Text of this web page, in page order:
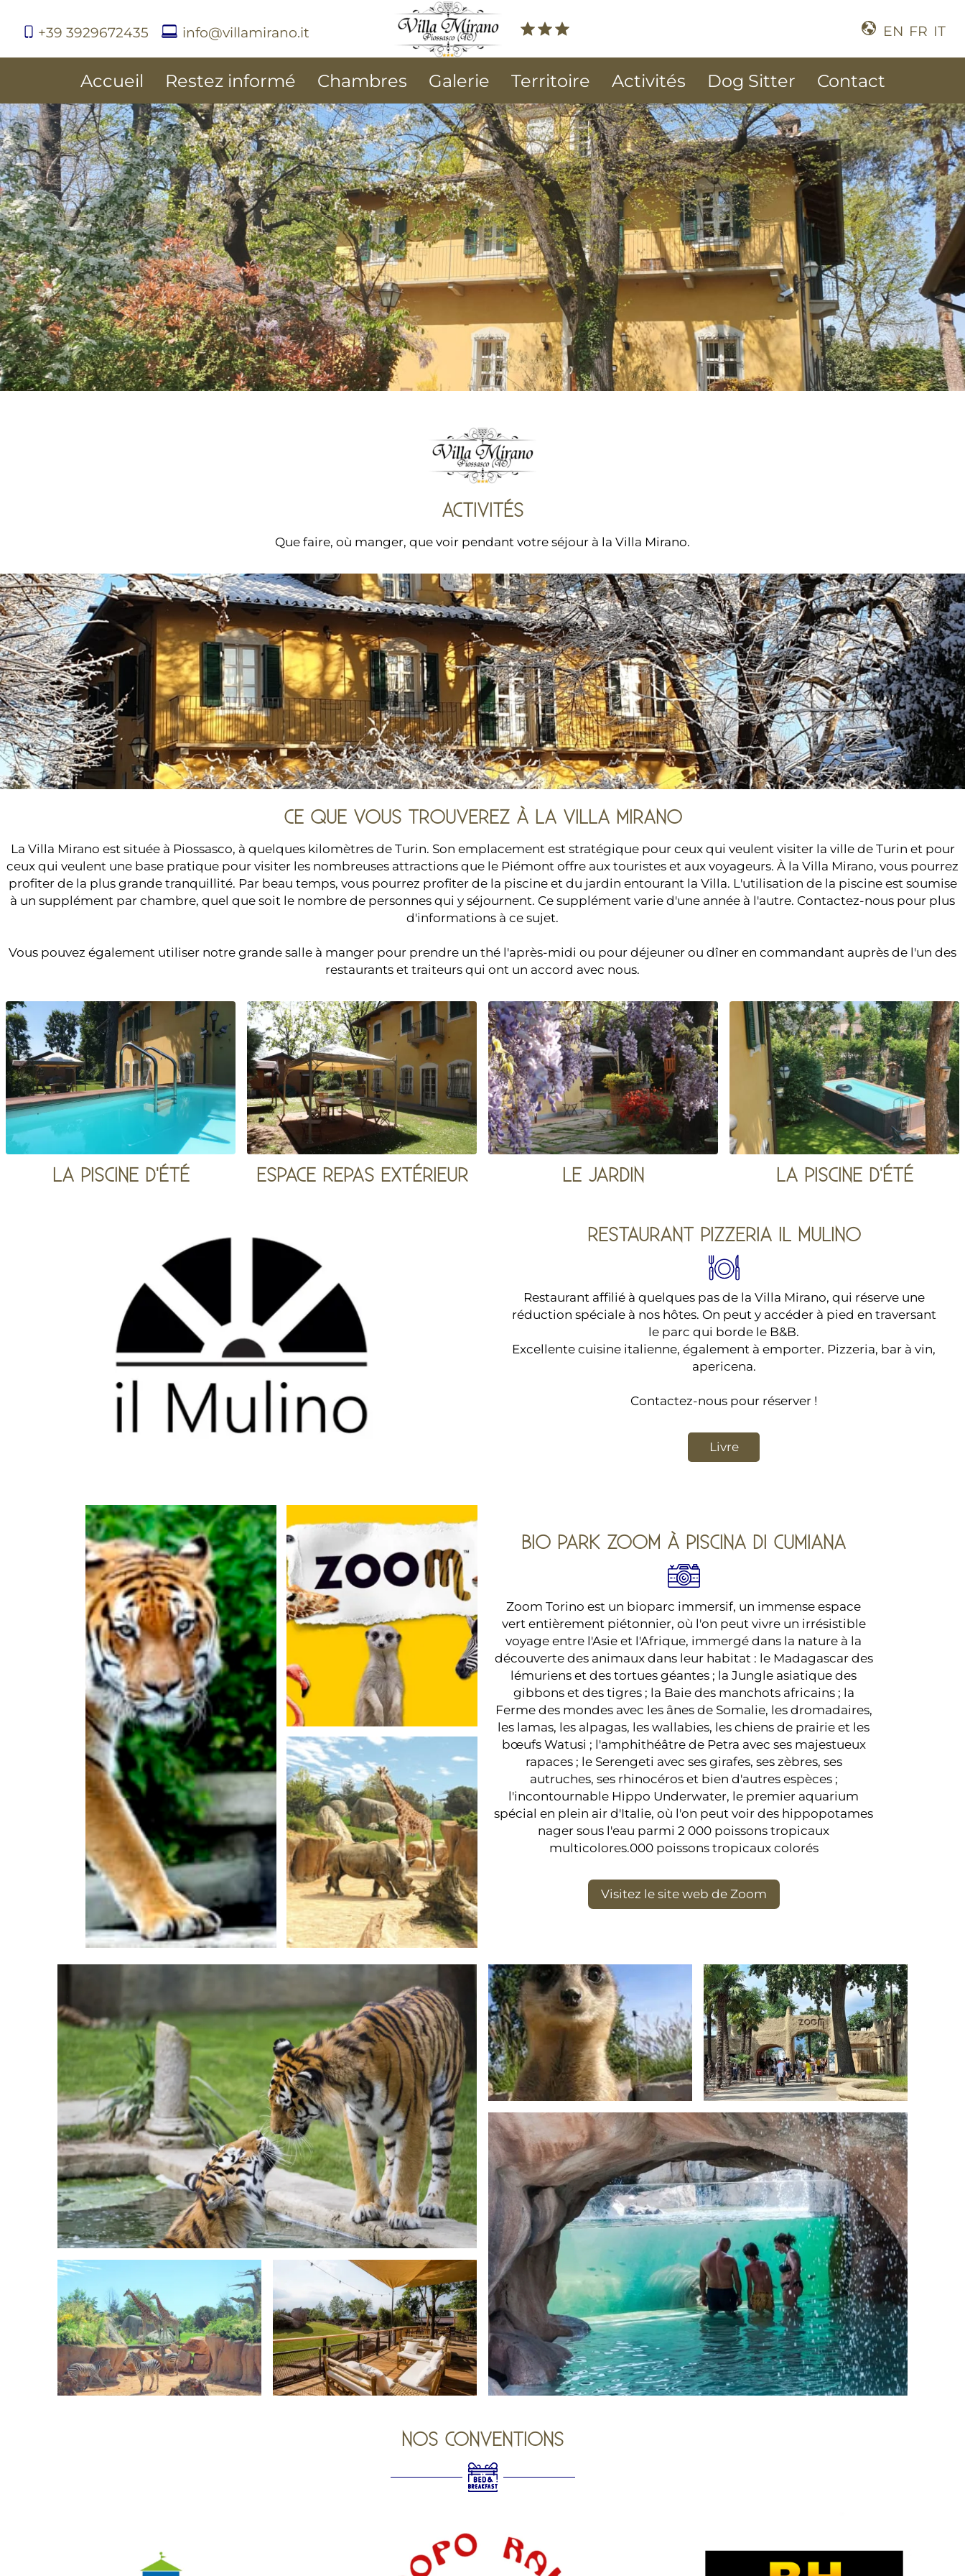
+39 3929672435 info@villamirano.it EN FR IT
Accueil Restez informé Chambres Galerie Territoire Activités Dog Sitter Contact
ACTIVITÉS
Que faire, où manger, que voir pendant votre séjour à la Villa Mirano.
CE QUE VOUS TROUVEREZ À LA VILLA MIRANO
La Villa Mirano est située à Piossasco, à quelques kilomètres de Turin. Son emplacement est stratégique pour ceux qui veulent visiter la ville de Turin et pour
ceux qui veulent une base pratique pour visiter les nombreuses attractions que le Piémont offre aux touristes et aux voyageurs. À la Villa Mirano, vous pourrez
profiter de la plus grande tranquillité. Par beau temps, vous pourrez profiter de la piscine et du jardin entourant la Villa. L'utilisation de la piscine est soumise
à un supplément par chambre, quel que soit le nombre de personnes qui y séjournent. Ce supplément varie d'une année à l'autre. Contactez-nous pour plus
d'informations à ce sujet.
Vous pouvez également utiliser notre grande salle à manger pour prendre un thé l'après-midi ou pour déjeuner ou dîner en commandant auprès de l'un des
restaurants et traiteurs qui ont un accord avec nous.
LA PISCINE D'ÉTÉ ESPACE REPAS EXTÉRIEUR LE JARDIN LA PISCINE D'ÉTÉ
RESTAURANT PIZZERIA IL MULINO
Restaurant affilié à quelques pas de la Villa Mirano, qui réserve une
réduction spéciale à nos hôtes. On peut y accéder à pied en traversant
le parc qui borde le B&B.
Excellente cuisine italienne, également à emporter. Pizzeria, bar à vin,
apericena.
Contactez-nous pour réserver !
Livre
BIO PARK ZOOM À PISCINA DI CUMIANA
Zoom Torino est un bioparc immersif, un immense espace
vert entièrement piétonnier, où l'on peut vivre un irrésistible
voyage entre l'Asie et l'Afrique, immergé dans la nature à la
découverte des animaux dans leur habitat : le Madagascar des
lémuriens et des tortues géantes ; la Jungle asiatique des
gibbons et des tigres ; la Baie des manchots africains ; la
Ferme des mondes avec les ânes de Somalie, les dromadaires,
les lamas, les alpagas, les wallabies, les chiens de prairie et les
bœufs Watusi ; l'amphithéâtre de Petra avec ses majestueux
rapaces ; le Serengeti avec ses girafes, ses zèbres, ses
autruches, ses rhinocéros et bien d'autres espèces ;
l'incontournable Hippo Underwater, le premier aquarium
spécial en plein air d'Italie, où l'on peut voir des hippopotames
nager sous l'eau parmi 2 000 poissons tropicaux
multicolores.000 poissons tropicaux colorés
Visitez le site web de Zoom
NOS CONVENTIONS